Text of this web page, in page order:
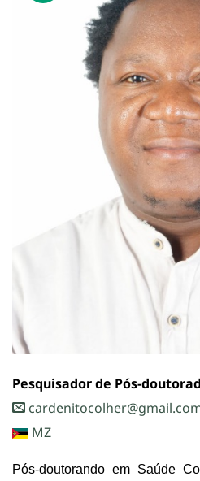
Pesquisador de Pós-
MZ
Pós-doutorando em Saúde